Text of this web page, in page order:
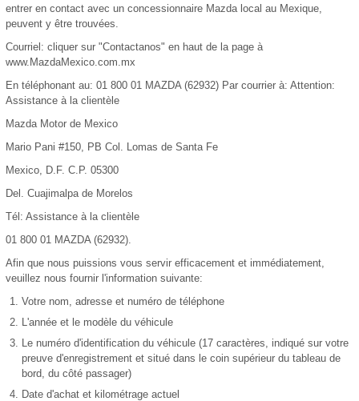
entrer en contact avec un concessionnaire Mazda local au Mexique,
peuvent y être trouvées.
Courriel: cliquer sur "Contactanos" en haut de la page à
www.MazdaMexico.com.mx
En téléphonant au: 01 800 01 MAZDA (62932) Par courrier à: Attention:
Assistance à la clientèle
Mazda Motor de Mexico
Mario Pani #150, PB Col. Lomas de Santa Fe
Mexico, D.F. C.P. 05300
Del. Cuajimalpa de Morelos
Tél: Assistance à la clientèle
01 800 01 MAZDA (62932).
Afin que nous puissions vous servir efficacement et immédiatement,
veuillez nous fournir l'information suivante:
Votre nom, adresse et numéro de téléphone
L'année et le modèle du véhicule
Le numéro d'identification du véhicule (17 caractères, indiqué sur votre
preuve d'enregistrement et situé dans le coin supérieur du tableau de
bord, du côté passager)
Date d'achat et kilométrage actuel